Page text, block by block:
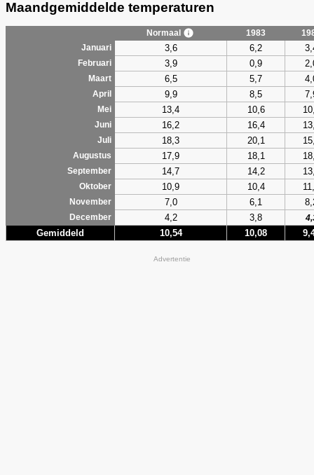
Maandgemiddelde temperaturen
Normaal 1983
Januari
3,6 6,2
Februari 3,9 0,9
Maart 6,5 5,7
April 9,9 8,5
Mei 13,4 10,6
Juni 16,2 16,4
Juli 18,3 20,1
Augustus 17,9 18,1
September 14,7 14,2
Oktober 10,9 10,4
November 7,0 6,1
December 4,2 3,8
Gemiddeld 10,54 10,08
Advertentie